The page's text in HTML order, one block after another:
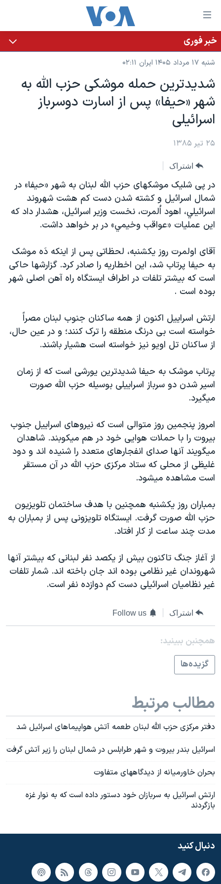
لینکهای
قابل
دسترسی
جهش
محتوای
اصلی
جهش
به
صفحه
جهش
جستجو
خانه
نسخه سبک وب‌سایت
موضوع ها
ایران
آمریکا
جهان
ویژه برنامه‌ها
ویدیوها
فرهنگ و زندگی
حقوق شهروندی
اقتصادی
علم و فناوری
گالری عکس
آرشیو پخش زنده
برنامه های تلویزیونی
جدول برنامه ها
صفحه‌های ویژه
۲۵۰سالگی آمریکا
بایگانی برنامه‌های تلویزیونی
مستندها
انتخابات ریاست جمهوری آمریکا ۲۰۲۴
حمله جمهوری اسلامی به اسرائیل
رمز مهسا
اعتراضات زن، زندگی، آزادی
مجموعه مستندهای دادخواهی
دادگاه حمید نوری
چهل سال گروگان‌گیری
اعتراضات مردمی آبان ۹۸
اسرائیل در جنگ
نرگس محمدی برنده جایزه نوبل صلح
همایش محافظه‌کاران آمریکا «سی‌پک»
سفر پرزیدنت ترامپ به چین
فرکانس‌های صدای آمریکا
یادگیری زبان انگلیسی
دنبال کنید
زبانهای مختلف
خبر فوری
شنبه ۱۷ مرداد ۱۴۰۵ ایران ۰۲:۱۱
شديدترين حمله موشکی حزب الله به
شهر «حيفا» پس از اسارت دوسرباز
اسرائيلی
۲۵ تیر ۱۳۸۵
اشتراک
در پی شليک موشکهای حزب الله لبنان به شهر «حيفا» در
شمال اسرائيل و کشته شدن دست کم هشت شهروند
اسرائيلي، اهود اُلمرت، نخست وزير اسرائيل، هشدار داد که
اين عمليات «عواقب وخيمي» در بر خواهد داشت.
آقای اولمرت روز يکشنبه، لحظاتی پس از اينکه دَه موشک
به حيفا پرتاب شد، اين اخطاريه را صادر کرد. گزارشها حاکی
است که بيشتر تلفات در اطراف ايستگاه راه آهن اصلی شهر
بوده است .
ارتش اسراييل اکنون از همه ساکنان جنوب لبنان مصراً
خواسته است بی درنگ منطقه را ترک کنند؛ و در عين حال،
از ساکنان تل اويو نيز خواسته است هشيار باشند.
پرتاب موشک به حيفا شديدترين يورشی است که از زمان
اسير شدن دو سرباز اسراييلی بوسيله حزب الله صورت
ميگيرد.
امروز پنجمين روز متوالی است که نيروهای اسراييل جنوب
بيروت را با حملات هوايی خود در هم ميکوبند. شاهدان
ميگويند آنها صدای انفجارهای متعدد را شنيده اند و دود
غليظی از محلی که ستاد مرکزی حزب الله در آن مستقر
است مشاهده ميشود.
بمباران روز يکشنبه همچنين با هدف ساختمان تلويزيون
حزب الله صورت گرفت. ايستگاه تلويزونی پس از بمباران به
مدت چند ساعت از کار افتاد.
از آغاز جنگ تاکنون بيش از يکصد نفر لبنانی که بيشتر آنها
شهروندان غير نظامی بوده اند جان باخته اند. شمار تلفات
غير نظاميان اسرائيلی دست کم دوازده نفر است.
اشتراک Follow us
همچنبن ببینید:
گزيده‌ها
مطالب مرتبط
دفتر مرکزی حزب الله لبنان طعمه آتش هواپيماهای اسرائيل شد
اسرائيل بندر بيروت و شهر طرابلس در شمال لبنان را زير آتش گرفت
بحران خاورميانه از ديدگاههای متفاوت
ارتش اسرائيل به سربازان خود دستور داده است که به نوار غزه
بازگردند
دنبال کنید